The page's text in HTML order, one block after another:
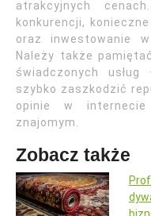
atrakcyjnych
konkurencji,
oraz inwestowanie
Należy także
świadczonych
szybko zaszkodzić
opinie w
znajomym.
Zobacz także